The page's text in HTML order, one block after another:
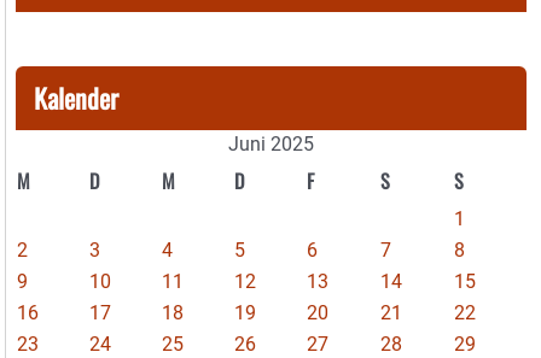
Kalender
Juni 2025
M D M D F S S
1
2
3 4 5 6 7
8
9
10 11 12 13 14
15
16
17 18 19 20 21
22
23
24 25 26 27 28
29